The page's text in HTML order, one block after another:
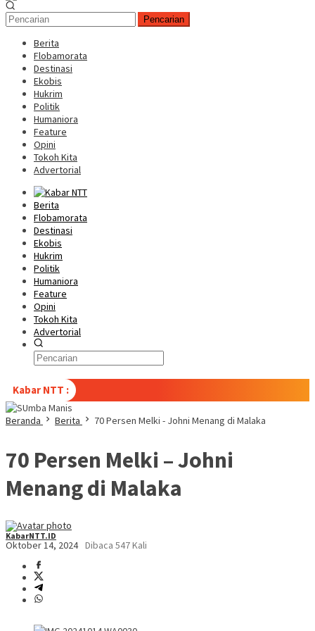
Pencarian
Berita
Flobamorata
Destinasi
Ekobis
Hukrim
Politik
Humaniora
Feature
Opini
Tokoh Kita
Advertorial
Berita
Flobamorata
Destinasi
Ekobis
Hukrim
Politik
Humaniora
Feature
Opini
Tokoh Kita
Advertorial
Kabar NTT :
Beranda Berita 70 Persen Melki - Johni Menang di Malaka
70 Persen Melki – Johni
Menang di Malaka
KabarNTT.ID
Oktober 14, 2024 Dibaca 547 Kali